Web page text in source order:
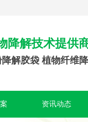
降解技术提供
解胶袋 植物纤维
资讯动态